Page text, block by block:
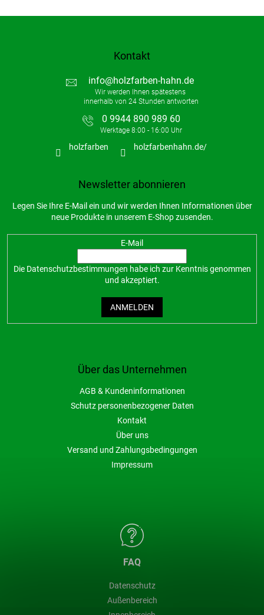
Über das Unternehmen
AGB & Kundeninformationen
Schutz personenbezogener Daten
Kontakt
Über uns
Versand und Zahlungsbedingungen
Impressum
FAQ
Datenschutz
Außenbereich
Kontakt
info@holzfarben-hahn.de
0 9944 890 989 60
holzfarben holzfarbenhahn.de/
Newsletter abonnieren
Legen Sie Ihre E-Mail ein und wir werden Ihnen Informationen über
neue Produkte in unserem E-Shop zusenden.
E-Mail
Die Datenschutzbestimmungen habe ich zur Kenntnis genommen
und akzeptiert.
ANMELDEN